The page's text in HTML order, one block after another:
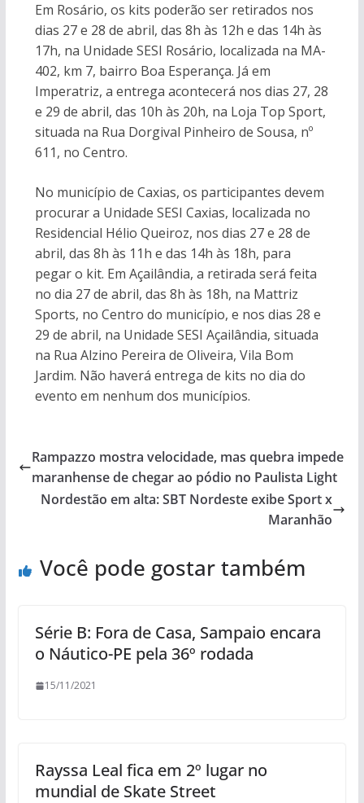
Em Rosário, os kits poderão ser retirados nos
dias 27 e 28 de abril, das 8h às 12h e das 14h às
17h, na Unidade SESI Rosário, localizada na MA-
402, km 7, bairro Boa Esperança. Já em
Imperatriz, a entrega acontecerá nos dias 27, 28
e 29 de abril, das 10h às 20h, na Loja Top Sport,
situada na Rua Dorgival Pinheiro de Sousa, nº
611, no Centro.
No município de Caxias, os participantes devem
procurar a Unidade SESI Caxias, localizada no
Residencial Hélio Queiroz, nos dias 27 e 28 de
abril, das 8h às 11h e das 14h às 18h, para
pegar o kit. Em Açailândia, a retirada será feita
no dia 27 de abril, das 8h às 18h, na Mattriz
Sports, no Centro do município, e nos dias 28 e
29 de abril, na Unidade SESI Açailândia, situada
na Rua Alzino Pereira de Oliveira, Vila Bom
Jardim. Não haverá entrega de kits no dia do
evento em nenhum dos municípios.
Rampazzo mostra velocidade, mas quebra impede
maranhense de chegar ao pódio no Paulista Light
Nordestão em alta: SBT Nordeste exibe Sport x
Maranhão
Você pode gostar também
Série B: Fora de Casa, Sampaio encara
o Náutico-PE pela 36º rodada
15/11/2021
Rayssa Leal fica em 2º lugar no
mundial de Skate Street